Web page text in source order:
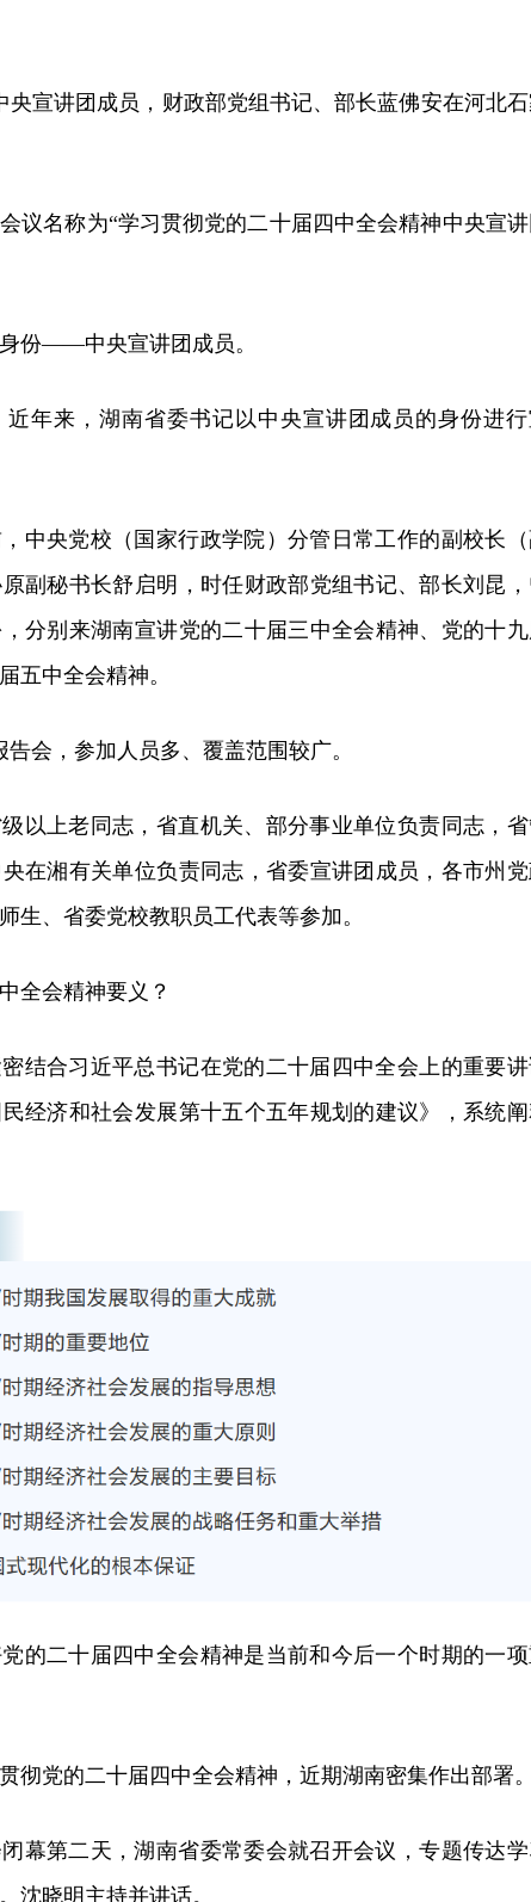
央宣讲团成员，财政部党组书记、部长蓝佛安在河北
议名称为“学习贯彻党的二十届四中全会精神中央宣讲
份——中央宣讲团成员。
年来，湖南省委书记以中央宣讲团成员的身份进行
中央党校（国家行政学院）分管日常工作的副校长（
副秘书长舒启明，时任财政部党组书记、部长刘昆，
分别来湖南宣讲党的二十届三中全会精神、党的十
五中全会精神。
会，参加人员多、覆盖范围较广。
以上老同志，省直机关、部分事业单位负责同志，
在湘有关单位负责同志，省委宣讲团成员，各市州
生、省委党校教职员工代表等参加。
全会精神要义？
结合习近平总书记在党的二十届四中全会上的重要
经济和社会发展第十五个五年规划的建议》，系统
的二十届四中全会精神是当前和今后一个时期的一
彻党的二十届四中全会精神，近期湖南密集作出部署。
幕第二天，湖南省委常委会就召开会议，专题传达学
沈晓明主持并讲话。